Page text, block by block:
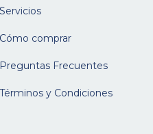
Servicios
Cómo comprar
Preguntas Frecuentes
Términos y Condiciones